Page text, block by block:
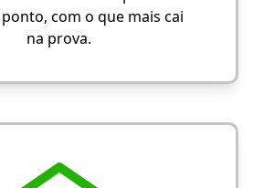
com o que mais cai
na prova.